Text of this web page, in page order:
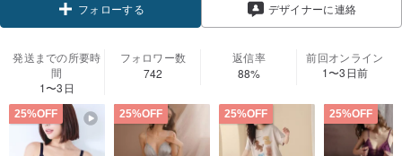
フォローする
デザイナーに連絡
発送までの所要時
間
1〜3日
フォロワー数
742
返信率
88%
前回オンライン
1〜3日前
25%OFF 25%OFF 25%OFF 25%OFF